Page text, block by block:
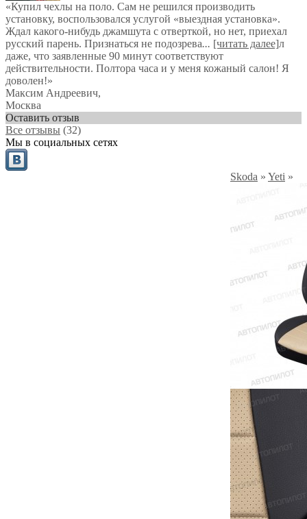
«Купил чехлы на поло. Сам не решился производить
установку, воспользовался услугой «выездная установка».
Ждал какого-нибудь джамшута с отверткой, но нет, приехал
русский парень. Признаться не подозрева... [читать далее]л
даже, что заявленные 90 минут соответствуют
действительности. Полтора часа и у меня кожаный салон! Я
доволен!»
Максим Андреевич,
Москва
Оставить отзыв
Все отзывы (32)
Мы в социальных сетях
Skoda » Yeti »